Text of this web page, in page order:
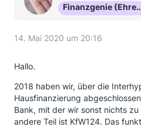
Finanzgenie
14. Mai 2020 um 20:16
Hallo.
2018 haben wir, über die
Hausfinanzierung
Bank, mit der wir sonst nichts
andere Teil ist KfW124. Das